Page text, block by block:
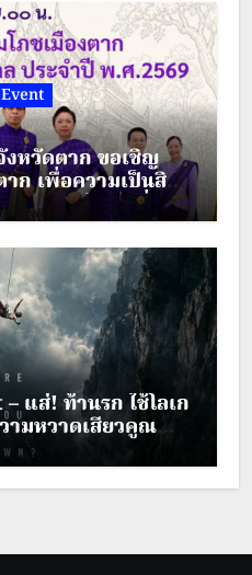
หวัดตาก ขอเชิญ
ก เพื่อความเป็นสิริ
ระหว่างวันที่ 28
แส่! ท้านรก ใช้โลเก
ามหวาดเสียวคูณ